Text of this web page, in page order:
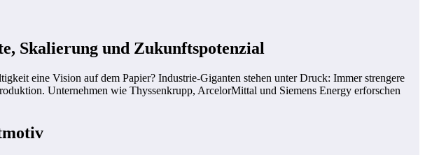
Skalierung und Zukunftspotenzial
eine Vision auf dem Papier? Industrie-Giganten stehen unter Druck: Immer strengere
Unternehmen wie Thyssenkrupp, ArcelorMittal und Siemens Energy erforschen